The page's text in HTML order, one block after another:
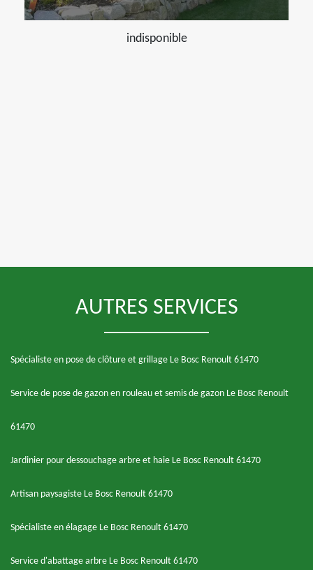
indisponible
AUTRES SERVICES
Spécialiste en pose de clôture et grillage Le Bosc Renoult 61470
Service de pose de gazon en rouleau et semis de gazon Le Bosc Renoult
61470
Jardinier pour dessouchage arbre et haie Le Bosc Renoult 61470
Artisan paysagiste Le Bosc Renoult 61470
Spécialiste en élagage Le Bosc Renoult 61470
Service d'abattage arbre Le Bosc Renoult 61470